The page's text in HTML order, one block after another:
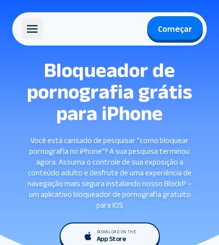
Começar
Bloqueador de
pornografia grátis
para iPhone
Você está cansado de pesquisar "como bloquear
pornografia no iPhone"? A sua pesquisa terminou
agora. Assuma o controle de sua exposição a
conteúdo adulto e desfrute de uma experiência de
navegação mais segura instalando nosso BlockP –
um aplicativo bloqueador de pornografia gratuito
para IOS
DOWNLOAD ON THE
App Store